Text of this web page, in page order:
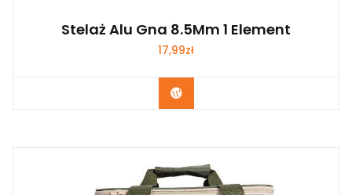
Stelaż Alu Gna 8.5Mm 1 Element
17,99zł
Kup Teraz